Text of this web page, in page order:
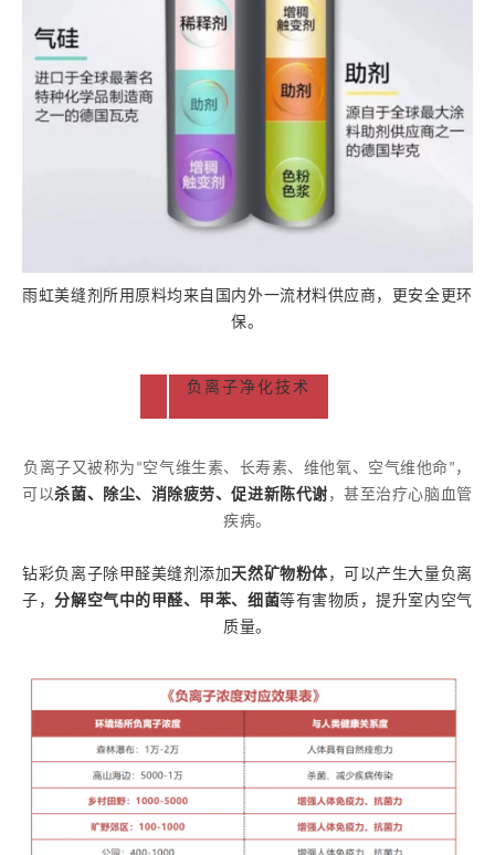
雨虹美缝剂 所用原料均来自国内外一流材料供应商，
更安全更环
保。
负离子净化技术
负离子又被称为“空气维生素、长寿素、维他氧、空气维他命”，
可以杀菌、除尘、消除疲劳、促进新陈代谢 ，甚至治疗心脑血管
疾病。
钻彩负离子除甲醛美缝剂添加 天然矿物粉体，可以产生大量负离
子，分解空气中的甲醛、甲苯、细菌等有害物质，提升室内空气
质量。